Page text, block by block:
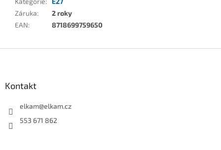
Záruka:
2 roky
EAN: 8718699759650
Kontakt
elkam@elkam.cz
553 671 862